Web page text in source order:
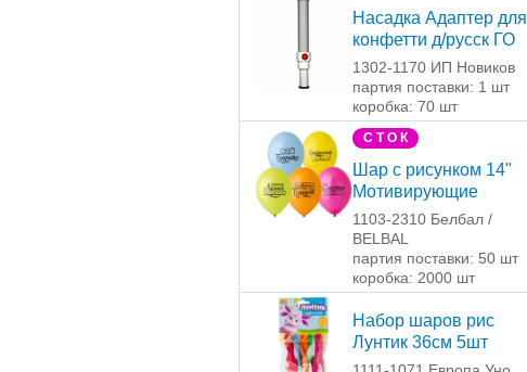
Насадка Адаптер для
конфетти д/русск ГО
1302-1170 ИП Новиков
партия поставки: 1 шт
коробка: 70 шт
С Т О К
Шар с рисунком 14"
Мотивирующие
1103-2310 Белбал /
BELBAL
партия поставки: 50 шт
коробка: 2000 шт
Набор шаров рис
Лунтик 36см 5шт